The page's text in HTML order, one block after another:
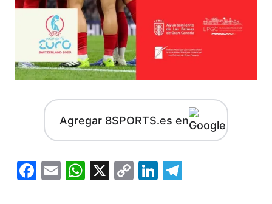
Agregar 8SPORTS.es en
Facebook
EmailWhatsApp
X
CopyLinkedIn